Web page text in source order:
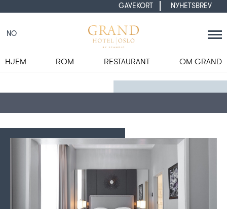
GAVEKORT NYHETSBREV
NO
HJEM ROM RESTAURANT OM GRAND